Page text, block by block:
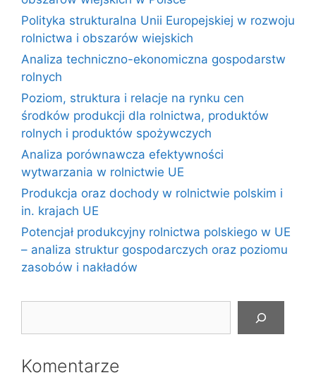
Polityka strukturalna Unii Europejskiej w rozwoju
rolnictwa i obszarów wiejskich
Analiza techniczno-ekonomiczna gospodarstw
rolnych
Poziom, struktura i relacje na rynku cen
środków produkcji dla rolnictwa, produktów
rolnych i produktów spożywczych
Analiza porównawcza efektywności
wytwarzania w rolnictwie UE
Produkcja oraz dochody w rolnictwie polskim i
in. krajach UE
Potencjał produkcyjny rolnictwa polskiego w UE
– analiza struktur gospodarczych oraz poziomu
zasobów i nakładów
Komentarze